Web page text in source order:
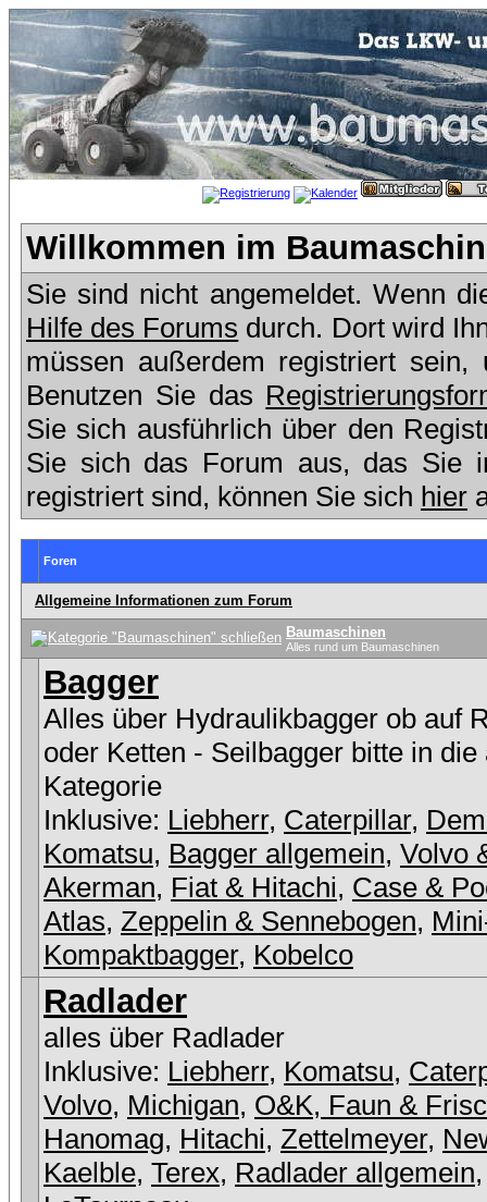
Willkommen im
Sie sind nicht angemeldet. Wenn
Hilfe des Forums durch. Dort wird
müssen außerdem registriert
Benutzen Sie das
Sie sich ausführlich über den
Sie sich das Forum aus, das Sie
registriert sind, können Sie sich hier
Foren
Allgemeine Informationen zum Forum
Baumaschinen
Alles rund um Baumaschinen
Bagger
Alles über Hydraulikbagger ob auf
oder Ketten - Seilbagger bitte in die
Kategorie
Inklusive: Liebherr, Caterpillar,
Komatsu, Bagger allgemein, Volvo
Akerman, Fiat & Hitachi, Case &
Atlas, Zeppelin & Sennebogen,
Kompaktbagger, Kobelco
Radlader
alles über Radlader
Inklusive: Liebherr, Komatsu,
Volvo, Michigan, O&K, Faun &
Hanomag, Hitachi, Zettelmeyer,
Kaelble, Terex, Radlader allgemein,